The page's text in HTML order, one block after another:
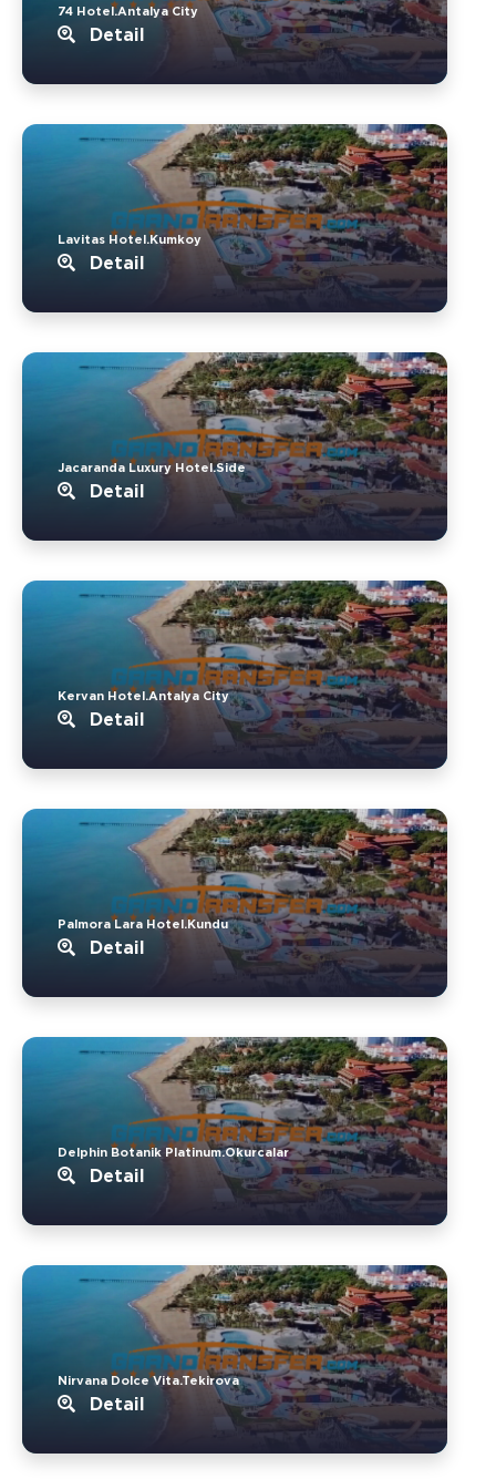
74 Hotel.Antalya City
Detail
Lavitas Hotel.Kumkoy
Detail
Jacaranda Luxury Hotel.Side
Detail
Kervan Hotel.Antalya City
Detail
Palmora Lara Hotel.Kundu
Detail
Delphin Botanik Platinum.Okurcalar
Detail
Nirvana Dolce Vita.Tekirova
Detail